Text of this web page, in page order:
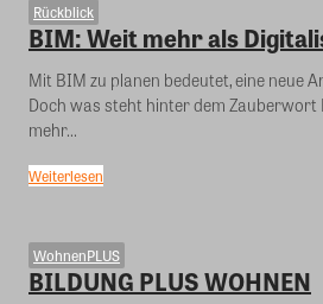
Rückblick
BIM: Weit mehr als
Mit BIM zu planen bedeutet, eine neue
Doch was steht hinter dem Zauberwort
mehr...
Weiterlesen
WohnenPLUS
BILDUNG PLUS WOHNEN